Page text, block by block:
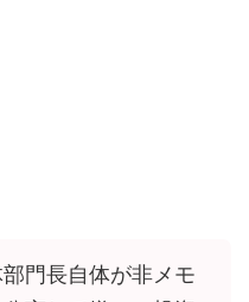
門長自体が非メモ